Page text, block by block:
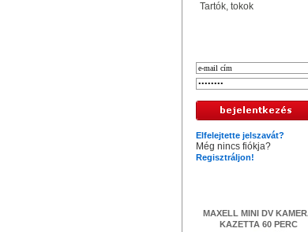
Tartók, tokok
Elfelejtette jelszavát?
Még nincs fiókja?
Regisztráljon!
MAXELL MINI DV
KAZETTA 60 PERC